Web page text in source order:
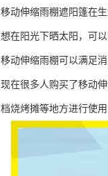
移动伸缩雨棚遮阳篷在
想在阳光下晒太阳，可以
移动伸缩雨棚可以满足
现在很多人购买了移动
档烧烤摊等地方进行使